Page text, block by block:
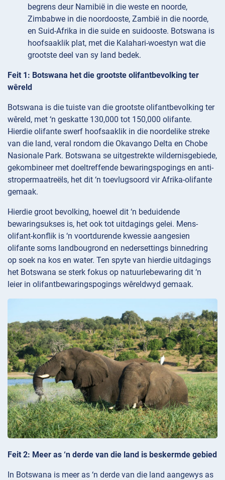
begrens deur Namibië in die weste en noorde,
Zimbabwe in die noordooste, Zambië in die noorde,
en Suid-Afrika in die suide en suidooste. Botswana is
hoofsaaklik plat, met die Kalahari-woestyn wat die
grootste deel van sy land bedek.
Feit 1: Botswana het die grootste olifantbevolking ter
wêreld
Botswana is die tuiste van die grootste olifantbevolking ter
wêreld, met ‘n geskatte 130,000 tot 150,000 olifante.
Hierdie olifante swerf hoofsaaklik in die noordelike streke
van die land, veral rondom die Okavango Delta en Chobe
Nasionale Park. Botswana se uitgestrekte wildernisgebiede,
gekombineer met doeltreffende bewaringspogings en anti-
stropermaatreëls, het dit ‘n toevlugsoord vir Afrika-olifante
gemaak.
Hierdie groot bevolking, hoewel dit ‘n beduidende
bewaringsukses is, het ook tot uitdagings gelei. Mens-
olifant-konflik is ‘n voortdurende kwessie aangesien
olifante soms landbougrond en nedersettings binnedring
op soek na kos en water. Ten spyte van hierdie uitdagings
het Botswana se sterk fokus op natuurlebewaring dit ‘n
leier in olifantbewaringspogings wêreldwyd gemaak.
Feit 2: Meer as ‘n derde van die land is beskermde gebied
In Botswana is meer as ‘n derde van die land aangewys as